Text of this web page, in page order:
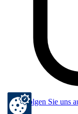
Folgen Sie uns